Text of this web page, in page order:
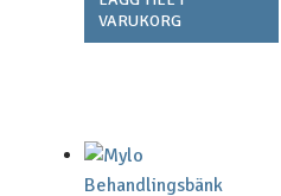
VARUKORG